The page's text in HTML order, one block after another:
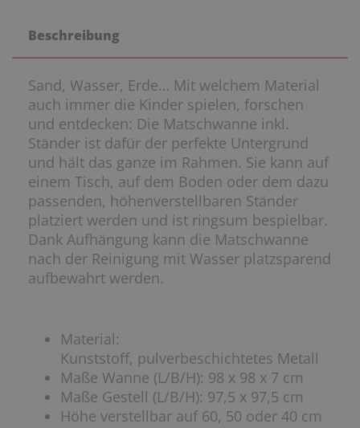
Beschreibung
Sand, Wasser, Erde… Mit welchem Material
auch immer die Kinder spielen, forschen
und entdecken: Die Matschwanne inkl.
Ständer ist dafür der perfekte Untergrund
und hält das ganze im Rahmen. Sie kann auf
einem Tisch, auf dem Boden oder dem dazu
passenden, höhenverstellbaren Ständer
platziert werden und ist ringsum bespielbar.
Dank Aufhängung kann die Matschwanne
nach der Reinigung mit Wasser platzsparend
aufbewahrt werden.
Material:
Kunststoff, pulverbeschichtetes Metall
Maße Wanne (L/B/H): 98 x 98 x 7 cm
Maße Gestell (L/B/H): 97,5 x 97,5 cm
Höhe verstellbar auf 60, 50 oder 40 cm